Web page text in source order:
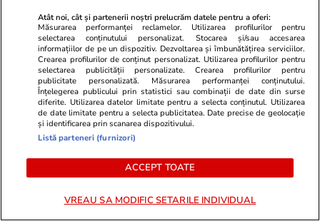
Advertorial
Smart is the new chic: Cum ne
ajută tehnologia să ne reinventăm
Advertorial
Înscrie-te
voucher de
PARTENERI
Atât noi, cât și partenerii noștri prelucrăm datele pentru a oferi:
Măsurarea performanței reclamelor. Utilizarea profilurilor pentru
selectarea conținutului personalizat. Stocarea și/sau accesarea
informațiilor de pe un dispozitiv. Dezvoltarea și îmbunătățirea serviciilor.
Crearea profilurilor de conținut personalizat. Utilizarea profilurilor pentru
selectarea publicității personalizate. Crearea profilurilor pentru
publicitate personalizată. Măsurarea performanței conținutului.
Înțelegerea publicului prin statistici sau combinații de date din surse
diferite. Utilizarea datelor limitate pentru a selecta conținutul. Utilizarea
de date limitate pentru a selecta publicitatea. Date precise de geolocație
și identificarea prin scanarea dispozitivului.
Listă parteneri (furnizori)
ACCEPT TOATE
VREAU SA MODIFIC SETARILE INDIVIDUAL